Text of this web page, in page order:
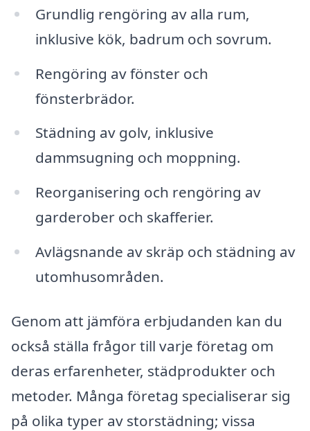
Grundlig rengöring av alla rum,
inklusive kök, badrum och sovrum.
Rengöring av fönster och
fönsterbrädor.
Städning av golv, inklusive
dammsugning och moppning.
Reorganisering och rengöring av
garderober och skafferier.
Avlägsnande av skräp och städning av
utomhusområden.
Genom att jämföra erbjudanden kan du
också ställa frågor till varje företag om
deras erfarenheter, städprodukter och
metoder. Många företag specialiserar sig
på olika typer av storstädning; vissa